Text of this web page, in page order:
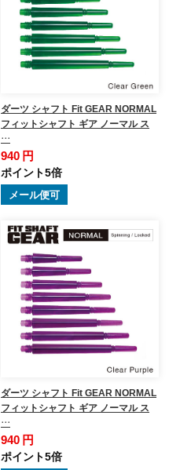
ダーツ シャフト Fit GEAR NORMAL
フィットシャフト ギア ノーマル ス
…
940 円
ポイント5倍
メール便可
ダーツ シャフト Fit GEAR NORMAL
フィットシャフト ギア ノーマル ス
…
940 円
ポイント5倍